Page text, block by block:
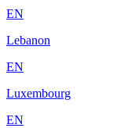
EN
Lebanon
EN
Luxembourg
EN